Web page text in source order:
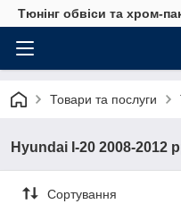
Тюнінг обвіси та хром-
Товари та послуги
Hyundai I-20 2008-2012
Сортування